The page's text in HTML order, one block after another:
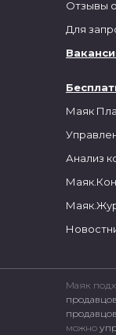
Маяк
Анализ
Отзывы
Для
Маяк
продавцов
можно